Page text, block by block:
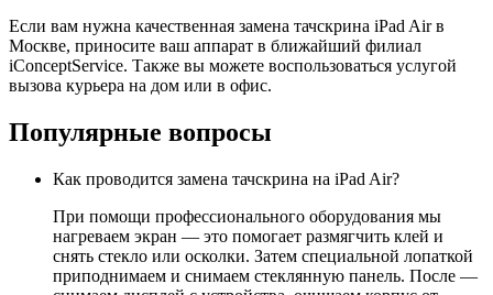
Если вам нужна качественная замена тачскрина iPad Air в
Москве, приносите ваш аппарат в ближайший филиал
iConceptService. Также вы можете воспользоваться услугой
вызова курьера на дом или в офис.
Популярные вопросы
Как проводится замена тачскрина на iPad Air?
При помощи профессионального оборудования мы
нагреваем экран — это помогает размягчить клей и
снять стекло или осколки. Затем специальной лопаткой
приподнимаем и снимаем стеклянную панель. После —